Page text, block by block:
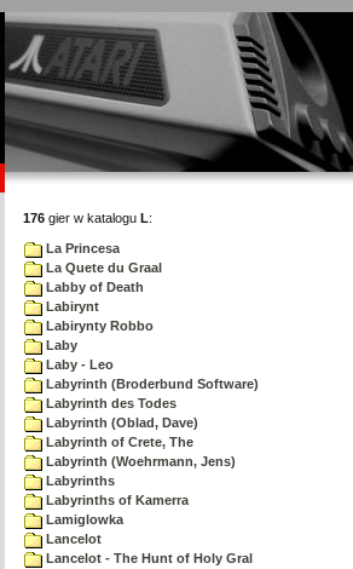
176 gier w katalogu L:
La Princesa
La Quete du Graal
Labby of Death
Labirynt
Labirynty Robbo
Laby
Laby - Leo
Labyrinth (Broderbund Software)
Labyrinth des Todes
Labyrinth (Oblad, Dave)
Labyrinth of Crete, The
Labyrinth (Woehrmann, Jens)
Labyrinths
Labyrinths of Kamerra
Lamiglowka
Lancelot
Lancelot - The Hunt of Holy Gral